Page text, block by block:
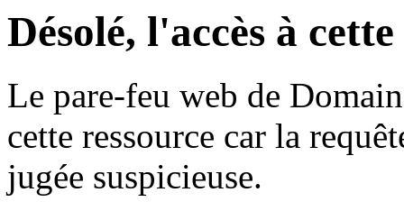
Désolé, l'accès à
Le pare-feu web de
cette ressource car la
jugée suspicieuse.